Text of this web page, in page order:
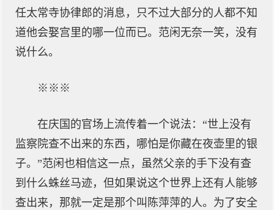
任太常寺协律郎的消息，只不过大部分的人都不知
道他会娶宫里的哪一位而已。范闲无奈一笑，没有
说什么。
※※※
在庆国的官场上流传着一个说法：“世上没有
监察院查不出来的东西，哪怕是你藏在夜壶里的银
子。”范闲也相信这一点，虽然父亲的手下没有查
到什么蛛丝马迹，但如果说这个世界上还有人能够
查出来，那就一定是那个叫陈萍萍的人。为了安全